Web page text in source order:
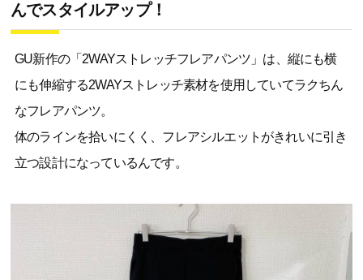
んでスタイルアップ！
GU新作の「2WAYストレッチフレアパンツ」は、縦にも横
にも伸縮する2WAYストレッチ素材を使用していてラクちん
なフレアパンツ。
体のラインを拾いにくく、フレアシルエットがきれいに引き
立つ設計になっているんです。